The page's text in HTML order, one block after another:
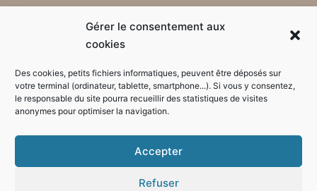
Gérer le consentement aux
cookies
Des cookies, petits fichiers informatiques, peuvent être déposés sur
votre terminal (ordinateur, tablette, smartphone...). Si vous y consentez,
le responsable du site pourra recueillir des statistiques de visites
anonymes pour optimiser la navigation.
Accepter
Refuser
Contactez-nous
Horaires d'ouverture de la mairie